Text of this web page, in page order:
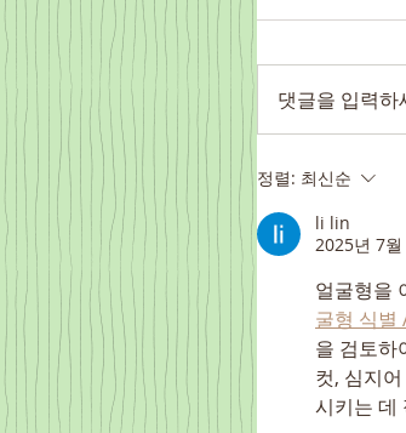
댓글을 입력하
정렬: 최신순
li lin
2025년 7월
얼굴형을
굴형 식별
을 검토하
컷, 심지
시키는 데